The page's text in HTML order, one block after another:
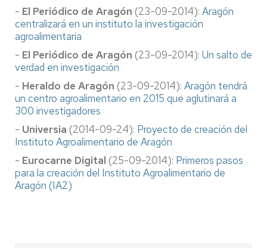
- El Periódico de Aragón (23-09-2014): Aragón
centralizará en un instituto la investigación
agroalimentaria
- El Periódico de Aragón (23-09-2014): Un salto de
verdad en investigación
- Heraldo de Aragón (23-09-2014): Aragón tendrá
un centro agroalimentario en 2015 que aglutinará a
300 investigadores
- Universia (2014-09-24): Proyecto de creación del
Instituto Agroalimentario de Aragón
- Eurocarne Digital (25-09-2014): Primeros pasos
para la creación del Instituto Agroalimentario de
Aragón (IA2)